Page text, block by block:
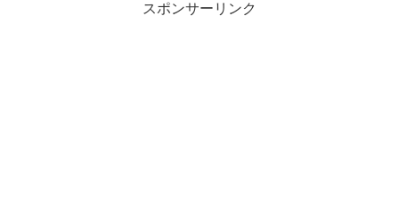
スポンサーリンク